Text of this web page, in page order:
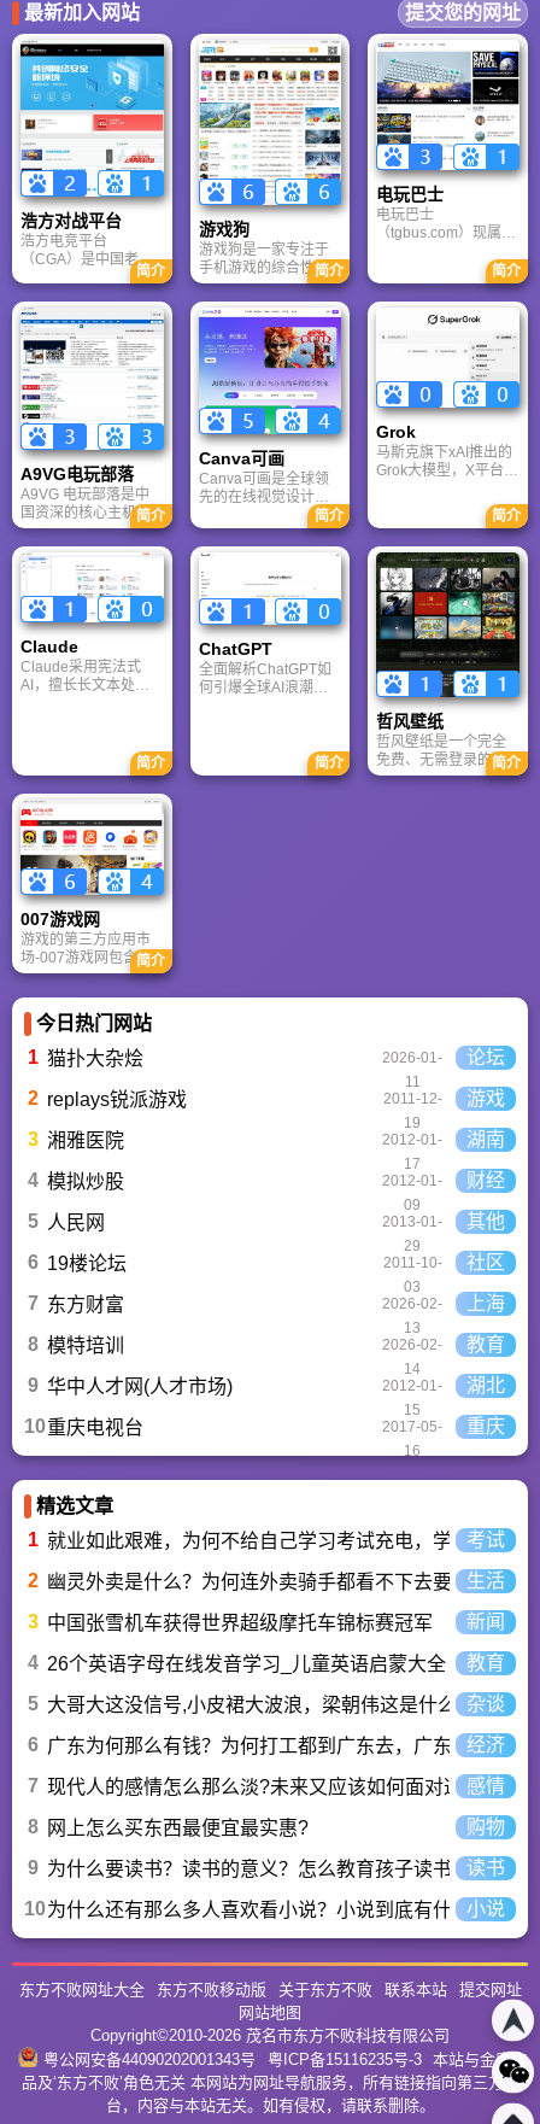
毕竟是凡夫俗子，比不上以上那些开挂的高手。
最新加入网站 提交您的网址
浩方对战平台
浩方电竞平台
（CGA）是中国老牌
游戏联机平台，提供
CS、War3、星际争霸
等经典游戏的稳定联
机服务。重温DOTA1
的激情岁月，找回当
年的战友。同时提供
最新CGA电竞赛事资
讯及热门页游入口，
致敬中国电竞的黄金
时代。
简介
游戏狗
游戏狗是一家专注于
手机游戏的综合性门
户网站。它致力于为
手游玩家提供最新、
最全的游戏资讯、攻
略、评测及视频等内
容，是国内较早一批
专注于移动游戏领域
的垂直媒体。
简介
电玩巴士
电玩巴士
（tgbus.com）现属于
注于解决游戏用户需
求的综合性游戏门户
网站，电玩巴士是一
个全面的综合性游戏
门户，专注于为全球
玩家提供主机、PC及
移动端游戏的全方位
资讯。
简介
A9VG电玩部落
A9VG 电玩部落是中
国资深的核心主机游
戏玩家社区。网站以
论坛为核心，提供全
面的主机游戏资讯、
攻略和资料库，覆盖
PlayStation、Xbox、
Switch 等全平台。凭
借其深厚的历史积淀
和活跃的用户群体，
A9VG 成为硬核玩家
交流心得、分享攻略
简介
Canva可画
Canva可画是全球领
先的在线视觉设计平
台，内置AI“魔力工作
室”，提供海量正版模
板与素材。无论是自
媒体封面、企业海报
还是PPT，零基础用
户也能轻松实现专业
级创作，让设计触手
可及。
简介
Grok
马斯克旗下xAI推出的
Grok大模型，X平台实
体协作的核心优势。
针对其中文能力、隐
私安全及幻觉问题等
高频疑问进行客观解
答，提供AI选型参
考。
简介
Claude
Claude采用宪法式
AI，擅长长文本处理
快速迭代上占优。两
者定位不同，各有千
秋。
简介
ChatGPT‌
全面解析ChatGPT如
何引爆全球AI浪潮！
看懂大语言模型如何
重塑未来。
简介
哲风壁纸
哲风壁纸是一个完全
免费、无需登录的高
清壁纸下载网站。提
简介
007游戏网
游戏的第三方应用市
场-007游戏网包含安
卓（Android）和苹果
用、游戏以及电脑软
件的下载服务，还有
精心推荐的应用排行
榜,搭配极佳的下载体
得信赖的应用商店。
简介
今日热门网站
1 猫扑大杂烩
2026-01-
11
论坛
2 replays锐派游戏
2011-12-
19
游戏
3 湘雅医院
2012-01-
17
湖南
4 模拟炒股
2012-01-
09
财经
5 人民网
2013-01-
29
其他
6 19楼论坛
2011-10-
03
社区
7 东方财富
2026-02-
13
上海
8 模特培训
2026-02-
14
教育
9 华中人才网(人才市场)
2012-01-
15
湖北
10重庆电视台
2017-05-
16
重庆
精选文章
1 就业如此艰难，为何不给自己学习考试充电，学一技之长
考试
2 幽灵外卖是什么？为何连外卖骑手都看不下去要举报？
生活
3 中国张雪机车获得世界超级摩托车锦标赛冠军
新闻
4 26个英语字母在线发音学习_儿童英语启蒙大全
教育
5 大哥大这没信号,小皮裙大波浪，梁朝伟这是什么歌曲？
杂谈
6 广东为何那么有钱？为何打工都到广东去，广东连续37年
经济
7 现代人的感情怎么那么淡?未来又应该如何面对这人情淡
感情
8
网上怎么买东西最便宜最实惠?
购物
9 为什么要读书？读书的意义？怎么教育孩子读书？读书
10为什么还有那么多人喜欢看小说？小说到底有什么魅力长
小说
东方不败网址大全 东方不败移动版 关于东方不败 联系本站
提交网址
网站地图
Copyright©2010-2026 茂名市东方不败科技有限公司
粤公网安备44090202001343号
粤ICP备15116235号-3 本站与金庸作
品及‘东方不败’角色无关 本网站为网址导航服务，所有链接指向第三方平
台，内容与本站无关。如有侵权，请联系删除。